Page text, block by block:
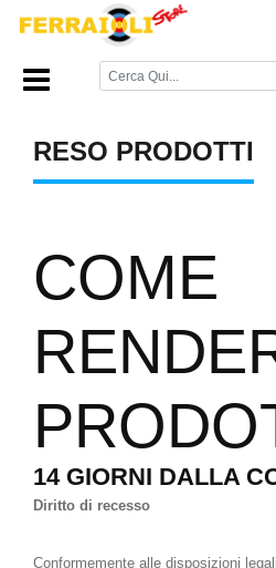
Home Page/Reso prodotti/
RESO PRODOTTI
COME
14 GIORNI DALLA
Diritto di recesso
Conformemente alle disposizioni